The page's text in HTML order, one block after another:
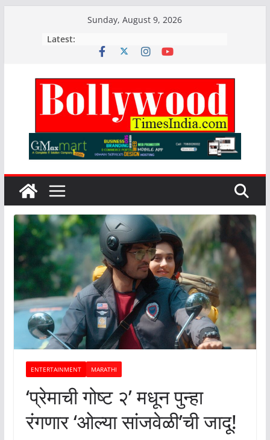
Sunday, August 9, 2026
Latest:
ENTERTAINMENT MARATHI
‘प्रेमाची गोष्ट २’ मधून पुन्हा
रंगणार ‘ओल्या सांजवेळी’ची जादू!